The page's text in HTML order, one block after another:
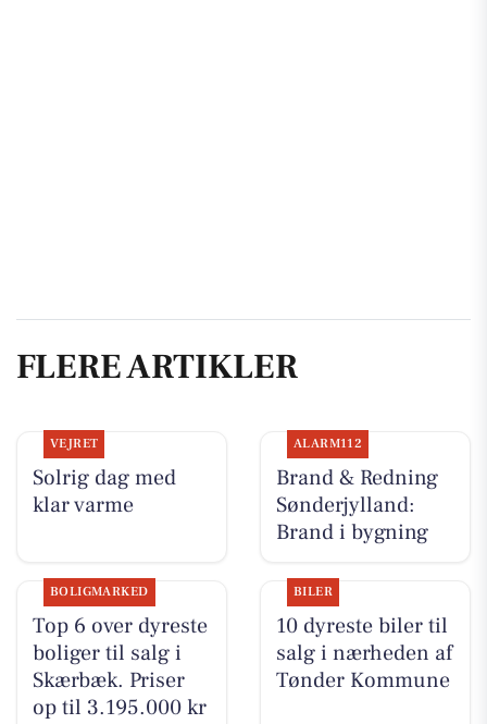
FLERE ARTIKLER
VEJRET
Solrig dag med
klar varme
ALARM112
Brand & Redning
Sønderjylland:
Brand i bygning
BOLIGMARKED
Top 6 over dyreste
boliger til salg i
Skærbæk. Priser
op til 3.195.000 kr
BILER
10 dyreste biler til
salg i nærheden af
Tønder Kommune